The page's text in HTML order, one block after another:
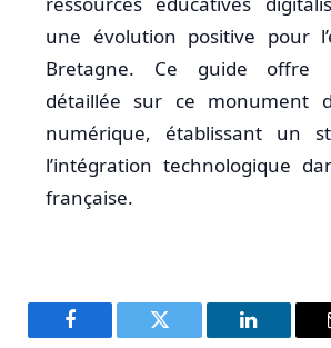
une évolution positive pour
Bretagne. Ce guide offre
détaillée sur ce monument
numérique, établissant un
l’intégration technologique
française.
Facebook Twitter LinkedIn